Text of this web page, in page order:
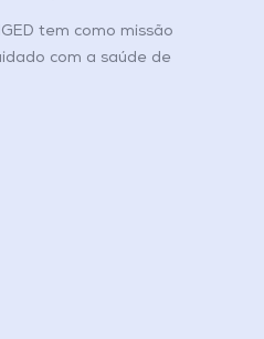
tem como missão
com a saúde de